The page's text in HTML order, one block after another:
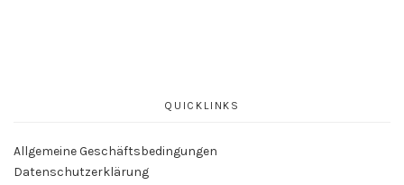
QUICKLINKS
Allgemeine Geschäftsbedingungen
Datenschutzerklärung